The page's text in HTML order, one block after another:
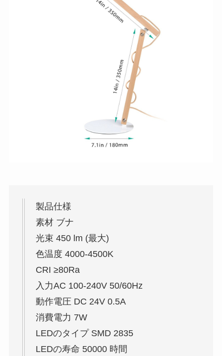
製品仕様
素材 ブナ
光束 450 lm (最大)
色温度 4000-4500K
CRI ≥80Ra
入力AC 100-240V 50/60Hz
動作電圧 DC 24V 0.5A
消費電力 7W
LEDのタイプ SMD 2835
LEDの寿命 50000 時間